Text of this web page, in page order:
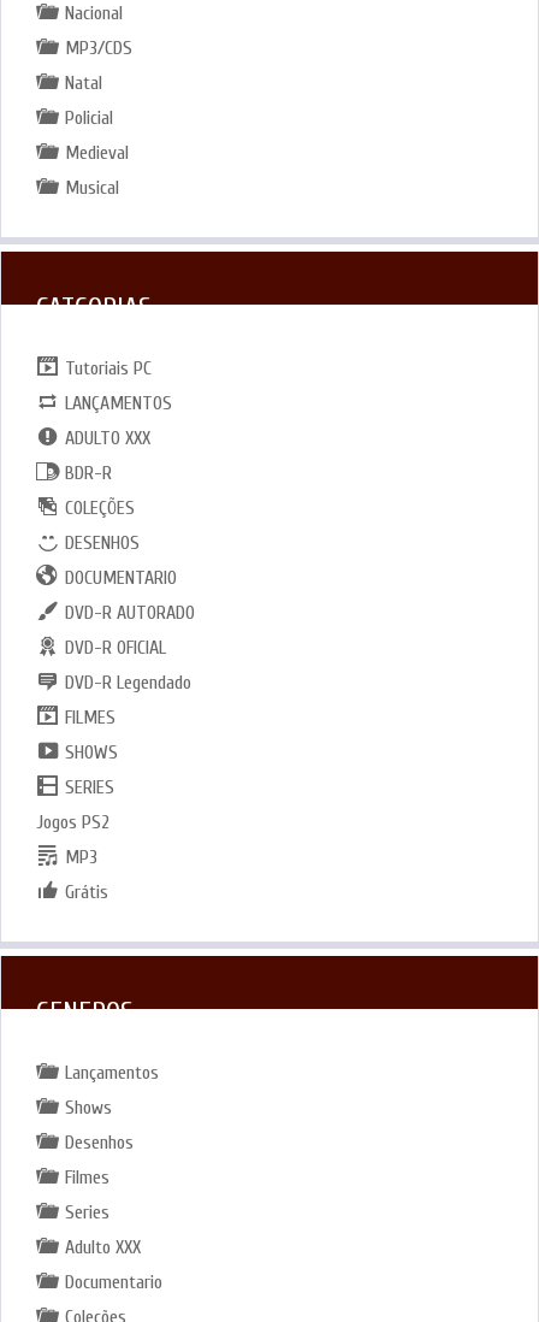
Nacional
MP3/CDS
Natal
Policial
Medieval
Musical
CATGORIAS
Tutoriais PC
LANÇAMENTOS
ADULTO XXX
BDR-R
COLEÇÕES
DESENHOS
DOCUMENTARIO
DVD-R AUTORADO
DVD-R OFICIAL
DVD-R Legendado
FILMES
SHOWS
SERIES
Jogos PS2
MP3
Grátis
GENEROS
Lançamentos
Shows
Desenhos
Filmes
Series
Adulto XXX
Documentario
Coleções